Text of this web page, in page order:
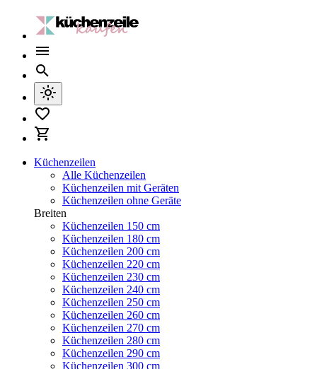
Küchenzeilen
Alle Küchenzeilen
Küchenzeilen mit Geräten
Küchenzeilen ohne Geräte
Breiten
Küchenzeilen 150 cm
Küchenzeilen 180 cm
Küchenzeilen 200 cm
Küchenzeilen 220 cm
Küchenzeilen 230 cm
Küchenzeilen 240 cm
Küchenzeilen 250 cm
Küchenzeilen 260 cm
Küchenzeilen 270 cm
Küchenzeilen 280 cm
Küchenzeilen 290 cm
Küchenzeilen 300 cm